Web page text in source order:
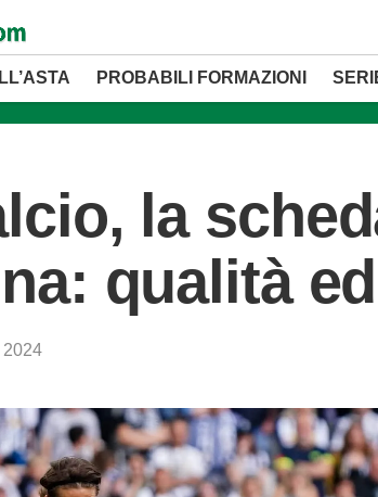
PROBABILI FORMAZIONI
la
qualità
2024